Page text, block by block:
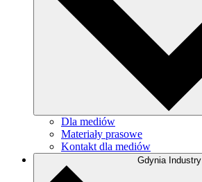
Dla mediów
Materiały prasowe
Kontakt dla mediów
Gdynia Industry